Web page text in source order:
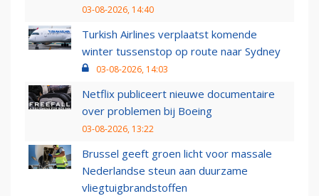
03-08-2026, 14:40
Turkish Airlines verplaatst komende
winter tussenstop op route naar Sydney
03-08-2026, 14:03
Netflix publiceert nieuwe documentaire
over problemen bij Boeing
03-08-2026, 13:22
Brussel geeft groen licht voor massale
Nederlandse steun aan duurzame
vliegtuigbrandstoffen